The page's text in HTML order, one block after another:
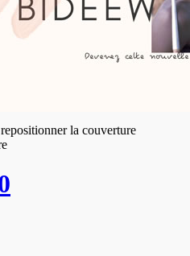
la couverture